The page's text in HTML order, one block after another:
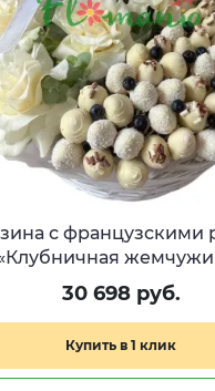
с французскими
30 698 руб.
Купить в 1 клик